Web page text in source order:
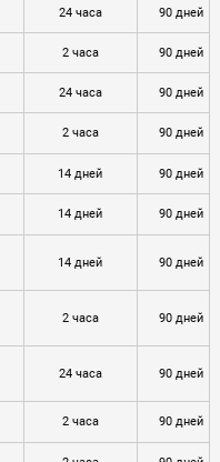
24 часа 90 дней
2 часа 90 дней
24 часа 90 дней
2 часа 90 дней
14 дней 90 дней
14 дней 90 дней
14 дней 90 дней
2 часа 90 дней
24 часа 90 дней
2 часа 90 дней